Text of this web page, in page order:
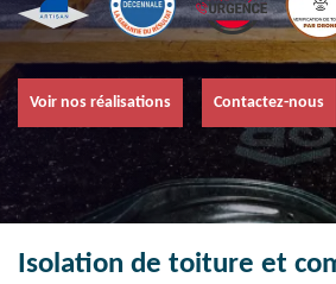
Voir nos réalisations Contactez-nous
Isolation de toiture et